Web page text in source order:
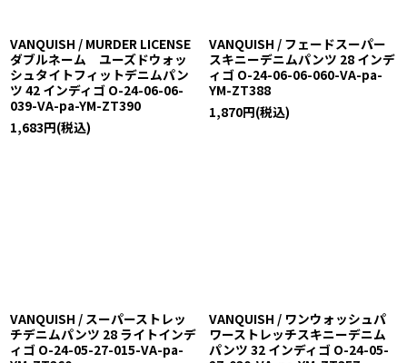
VANQUISH / MURDER LICENSE
ダブルネーム ユーズドウォッ
シュタイトフィットデニムパン
ツ 42 インディゴ O-24-06-06-
039-VA-pa-YM-ZT390
1,683円(税込)
VANQUISH / フェードスーパー
スキニーデニムパンツ 28 インデ
ィゴ O-24-06-06-060-VA-pa-
YM-ZT388
1,870円(税込)
VANQUISH / スーパーストレッ
チデニムパンツ 28 ライトインデ
ィゴ O-24-05-27-015-VA-pa-
VANQUISH / ワンウォッシュパ
ワーストレッチスキニーデニム
パンツ 32 インディゴ O-24-05-